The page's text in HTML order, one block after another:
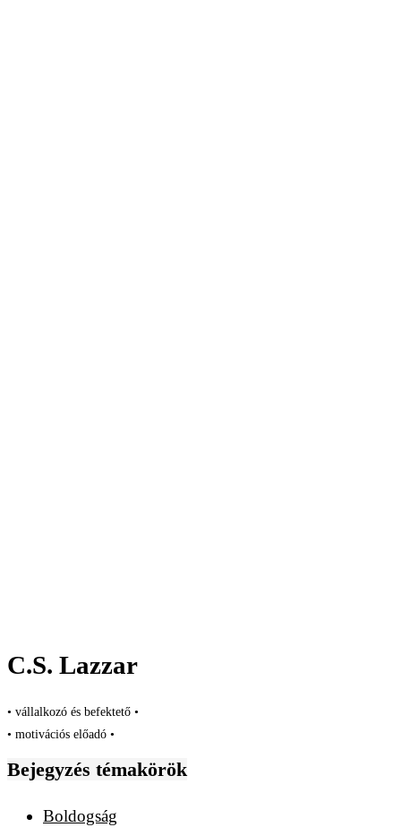
C.S. Lazzar
• vállalkozó és befektető •
• motivációs előadó •
Bejegyzés témakörök
Boldogság